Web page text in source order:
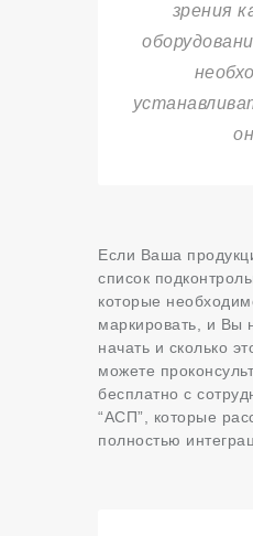
зрения
Если Ваша
список
которые
маркировать, и Вы
начать и сколько
можете
бесплатно с
“АСП”, которые
полностью